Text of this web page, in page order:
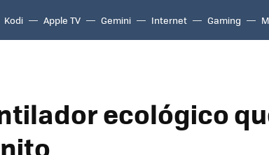
Kodi Apple TV Gemini Internet Gaming
ecológico